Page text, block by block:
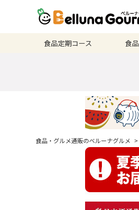
食品定期コース 食品
食品・グルメ通販のベルーナグルメ >